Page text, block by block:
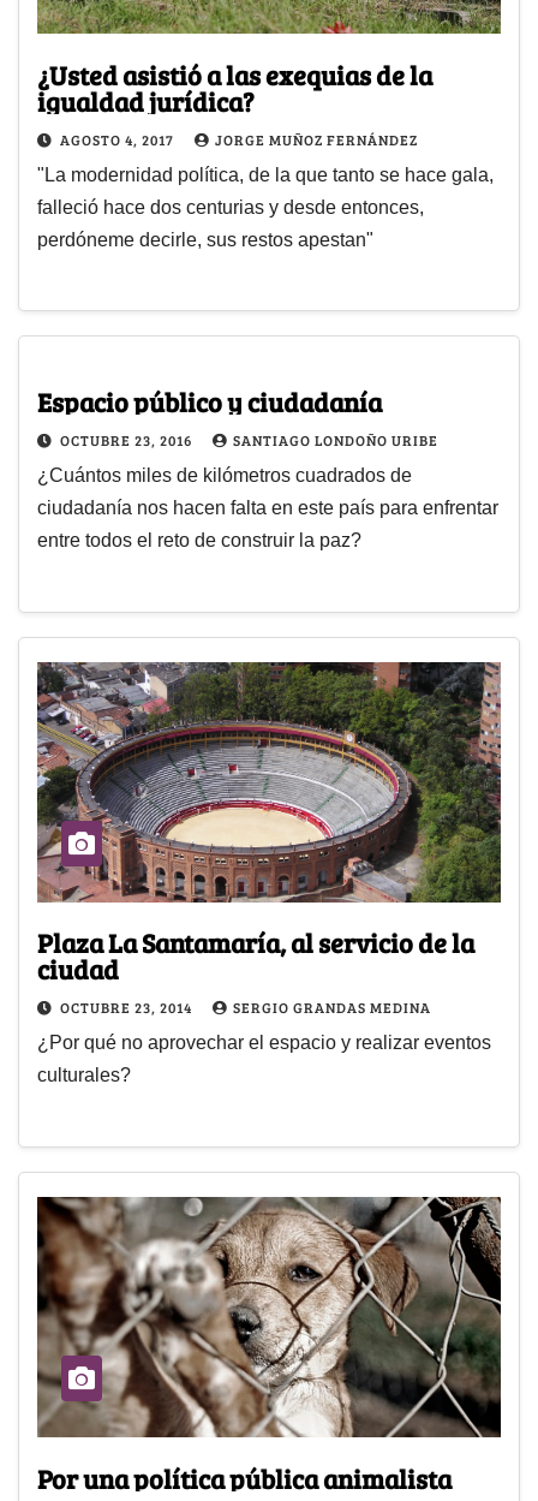
¿Usted asistió a las exequias de la
igualdad jurídica?
AGOSTO 4, 2017 JORGE MUÑOZ FERNÁNDEZ
"La modernidad política, de la que tanto se hace gala,
falleció hace dos centurias y desde entonces,
perdóneme decirle, sus restos apestan"
Espacio público y ciudadanía
OCTUBRE 23, 2016 SANTIAGO LONDOÑO URIBE
¿Cuántos miles de kilómetros cuadrados de
ciudadanía nos hacen falta en este país para enfrentar
entre todos el reto de construir la paz?
Plaza La Santamaría, al servicio de la
ciudad
OCTUBRE 23, 2014 SERGIO GRANDAS MEDINA
¿Por qué no aprovechar el espacio y realizar eventos
culturales?
Por una política pública animalista